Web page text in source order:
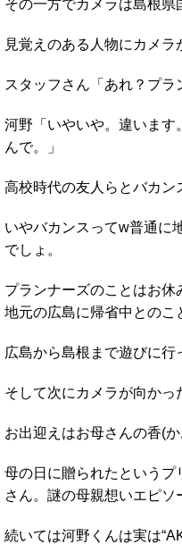
その一方でカメラは島根県
見覚えのある人物にカメラ
スタッフさん「あれ？プラ
河野「いやいや。違います
んで。」
高校時代の友人らとバカン
いやバカンスってw普通に
でしょ。
プランナーズのことはお
地元の広島に帰省中とのこ
広島から島根まで遊びに行
そして次にカメラが向かっ
お出迎えはお母さんの香(か
母の日に贈られたという
さん。謎の母親想いエピソ
続いては河野くんは実は